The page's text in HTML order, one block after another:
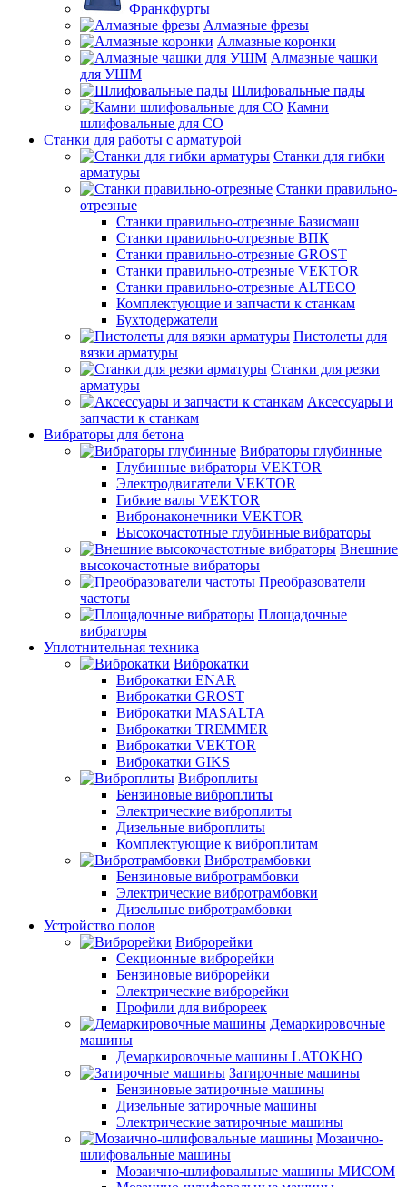
Франкфурты
Алмазные фрезы
Алмазные коронки
Алмазные чашки
для УШМ
Шлифовальные пады
Камни
шлифовальные для СО
Станки для работы с арматурой
Станки для гибки
арматуры
Станки правильно-
отрезные
Станки правильно-отрезные Базисмаш
Станки правильно-отрезные ВПК
Станки правильно-отрезные GROST
Станки правильно-отрезные VEKTOR
Станки правильно-отрезные ALTECO
Комплектующие и запчасти к станкам
Бухтодержатели
Пистолеты для
вязки арматуры
Станки для резки
арматуры
Аксессуары и
запчасти к станкам
Вибраторы для бетона
Вибраторы глубинные
Глубинные вибраторы VEKTOR
Электродвигатели VEKTOR
Гибкие валы VEKTOR
Вибронаконечники VEKTOR
Высокочастотные глубинные вибраторы
Внешние
высокочастотные вибраторы
Преобразователи
частоты
Площадочные
вибраторы
Уплотнительная техника
Виброкатки
Виброкатки ENAR
Виброкатки GROST
Виброкатки MASALTA
Виброкатки TREMMER
Виброкатки VEKTOR
Виброкатки GIKS
Виброплиты
Бензиновые виброплиты
Электрические виброплиты
Дизельные виброплиты
Комплектующие к виброплитам
Вибротрамбовки
Бензиновые вибротрамбовки
Электрические вибротрамбовки
Дизельные вибротрамбовки
Устройство полов
Виброрейки
Секционные виброрейки
Бензиновые виброрейки
Электрические виброрейки
Профили для виброреек
Демаркировочные
машины
Демаркировочные машины LATOKHO
Затирочные машины
Бензиновые затирочные машины
Дизельные затирочные машины
Электрические затирочные машины
Мозаично-
шлифовальные машины
Мозаично-шлифовальные машины МИСОМ